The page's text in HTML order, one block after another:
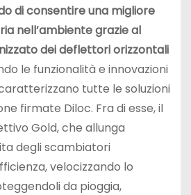
di consentire una migliore
nell’ambiente grazie al
dei deflettori orizzontali
le funzionalità e innovazioni
tutte le soluzioni
firmate Diloc. Fra di esse, il
Gold, che allunga
degli scambiatori
velocizzando lo
da pioggia,